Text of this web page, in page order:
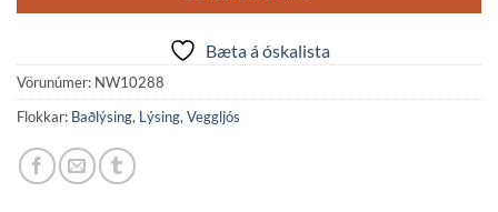
Bæta á óskalista
Vörunúmer: NW10288
Flokkar: Baðlýsing, Lýsing, Veggljós